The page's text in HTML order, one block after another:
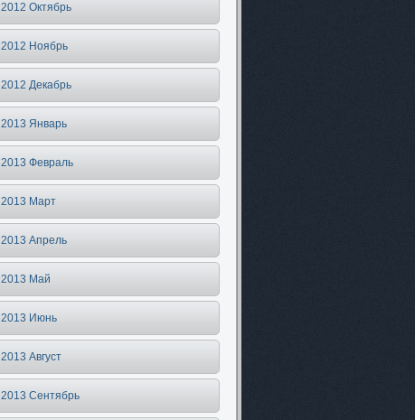
2012 Октябрь
2012 Ноябрь
2012 Декабрь
2013 Январь
2013 Февраль
2013 Март
2013 Апрель
2013 Май
2013 Июнь
2013 Август
2013 Сентябрь